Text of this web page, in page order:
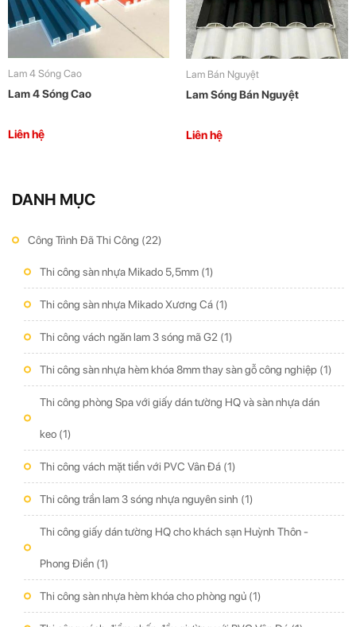
DANH MỤC
Công Trình Đã Thi Công (22)
Thi công sàn nhựa Mikado 5,5mm (1)
Thi công sàn nhựa Mikado Xương Cá (1)
Thi công vách ngăn lam 3 sóng mã G2 (1)
Thi công sàn nhựa hèm khóa 8mm thay sàn gỗ công nghiệp (1)
Thi công phòng Spa với giấy dán tường HQ và sàn nhựa dán
keo (1)
Thi công vách mặt tiền với PVC Vân Đá (1)
Thi công trần lam 3 sóng nhựa nguyên sinh (1)
Thi công giấy dán tường HQ cho khách sạn Huỳnh Thôn -
Phong Điền (1)
Thi công sàn nhựa hèm khóa cho phòng ngủ (1)
Lam 4 Sóng Cao
Lam 4 Sóng Cao
Liên hệ
Lam Bán Nguyệt
Lam Sóng Bán Nguyệt
Liên hệ